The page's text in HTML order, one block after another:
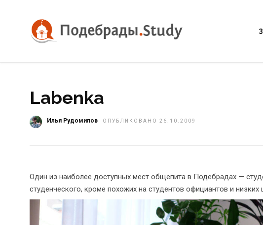
Labenka
Илья Рудомилов ОПУБЛИКОВАНО 26.10.2009
Один из наиболее доступных мест общепита в Подебрадах —
студенческого, кроме похожих на студентов официантов и